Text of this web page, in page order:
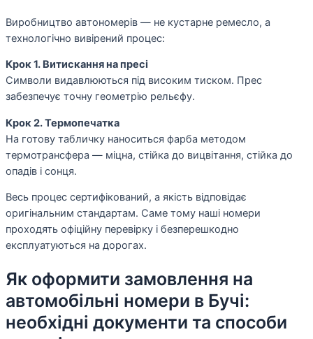
Виробництво автономерів — не кустарне ремесло, а
технологічно вивірений процес:
Крок 1. Витискання на пресі
Символи видавлюються під високим тиском. Прес
забезпечує точну геометрію рельєфу.
Крок 2. Термопечатка
На готову табличку наноситься фарба методом
термотрансфера — міцна, стійка до вицвітання, стійка до
опадів і сонця.
Весь процес сертифікований, а якість відповідає
оригінальним стандартам. Саме тому наші номери
проходять офіційну перевірку і безперешкодно
експлуатуються на дорогах.
Як оформити замовлення на
автомобільні номери в Бучі:
необхідні документи та способи